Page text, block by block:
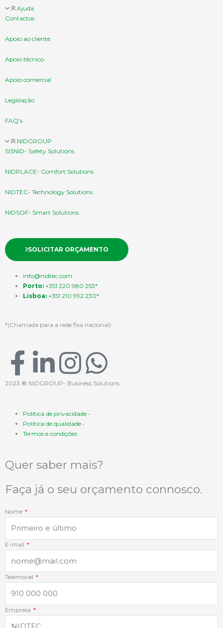
Ajuda
Contactos
Apoio ao cliente
Apoio técnico
Apoio comercial
Legislação
FAQ’s
NIDGROUP
SISNID- Safety Solutions
NIDPLACE- Comfort Solutions
NIDTEC- Technology Solutions
NIDSOF- Smart Solutions
SOLICITAR ORÇAMENTO
info@nidtec.com
Porto: +351 220 980 253*
Lisboa: +351 210 992 230*
*(Chamada para a rede fixa nacional)
F
a
c
e
b
o
o
k
-
f
L
i
n
k
e
d
i
n
-
i
n
I
n
s
t
a
g
r
a
m
W
h
s
a
p
p
2023 ® NIDGROUP- Business Solutions
Política de privacidade •
Política de qualidade •
Termos e condições
Quer saber mais?
Faça já o seu orçamento connosco.
Nome
E-mail
Telemóvel
Empresa